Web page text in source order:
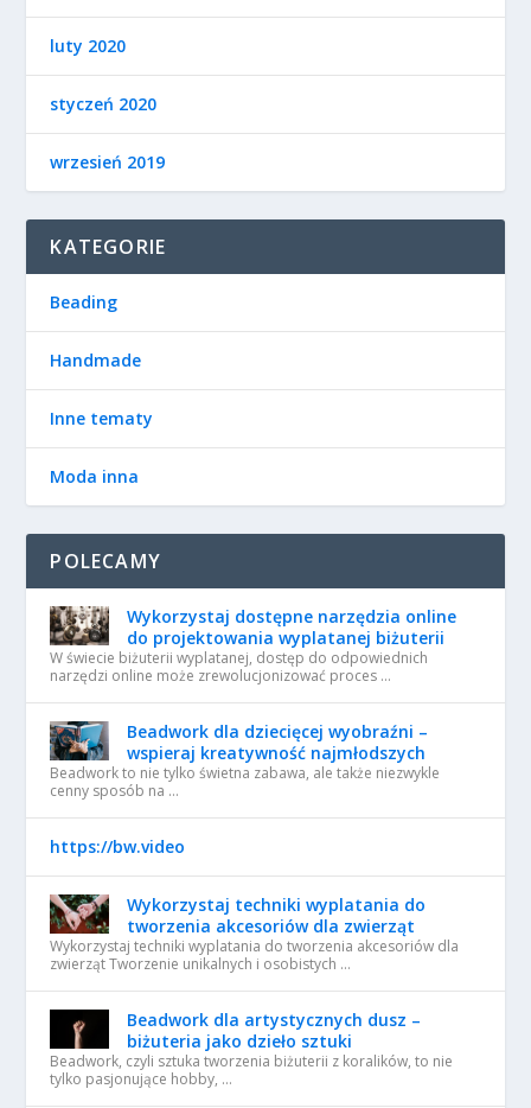
luty 2020
styczeń 2020
wrzesień 2019
KATEGORIE
Beading
Handmade
Inne tematy
Moda inna
POLECAMY
Wykorzystaj dostępne narzędzia online
do projektowania wyplatanej biżuterii
W świecie biżuterii wyplatanej, dostęp do odpowiednich
narzędzi online może zrewolucjonizować proces …
Beadwork dla dziecięcej wyobraźni –
wspieraj kreatywność najmłodszych
Beadwork to nie tylko świetna zabawa, ale także niezwykle
cenny sposób na …
https://bw.video
Wykorzystaj techniki wyplatania do
tworzenia akcesoriów dla zwierząt
Wykorzystaj techniki wyplatania do tworzenia akcesoriów dla
zwierząt Tworzenie unikalnych i osobistych …
Beadwork dla artystycznych dusz –
biżuteria jako dzieło sztuki
Beadwork, czyli sztuka tworzenia biżuterii z koralików, to nie
tylko pasjonujące hobby, …